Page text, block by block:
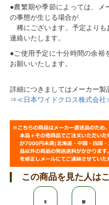
●農繁期や季節によっては、メ
の事態が生じる場合が
稀にございます。予定よりも
連絡いたします。
●ご使用予定に十分時間の余裕
お願いいたします。
詳細につきましてはメーカー
⇒≪日本ワイドクロス株式会
この商品を見た人は